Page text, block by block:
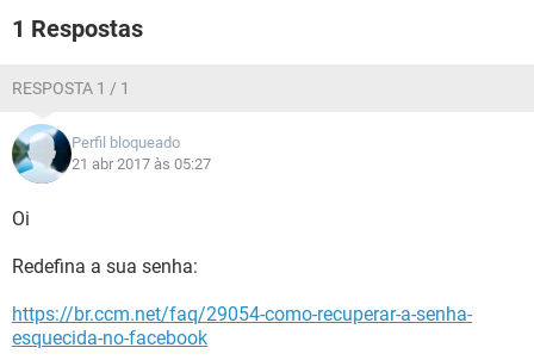
1 Respostas
RESPOSTA 1 / 1
Perfil bloqueado
21 abr 2017 às 05:27
Oi
Redefina a sua senha:
https://br.ccm.net/faq/29054-como-recuperar-a-senha-
esquecida-no-facebook